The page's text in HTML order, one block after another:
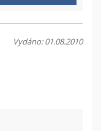
Vydáno: 01.08.2010